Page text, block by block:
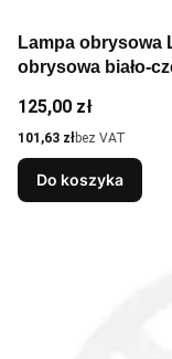
Lampa obrysowa
obrysowa biało-
NEON
Cena
125,00 zł
Cena
101,63 złbez VAT
Do koszyka